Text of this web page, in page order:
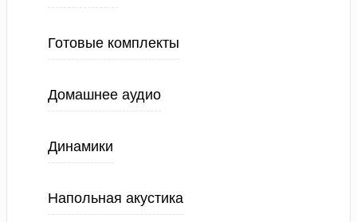
Готовые комплекты
Домашнее аудио
Динамики
Напольная акустика